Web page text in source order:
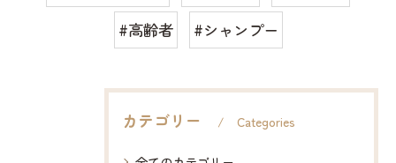
#高齢者
#シャンプー
カテゴリー Categories